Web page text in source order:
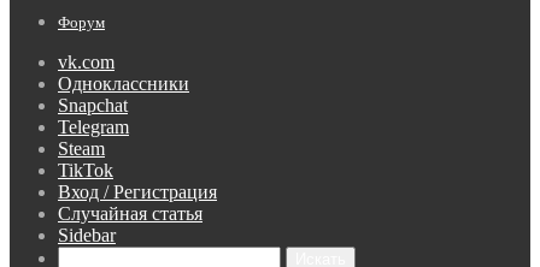
Форум
vk.com
Одноклассники
Snapchat
Telegram
Steam
TikTok
Вход / Регистрация
Случайная статья
Sidebar